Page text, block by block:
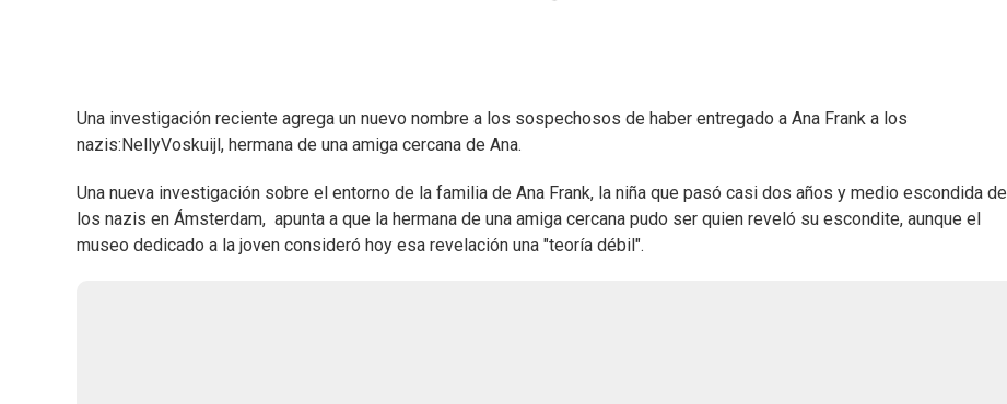
Una investigación reciente agrega un nuevo nombre a los sospechosos de haber entregado a Ana Frank a los
nazis:NellyVoskuijl, hermana de una amiga cercana de Ana.
Una nueva investigación sobre el entorno de la familia de Ana Frank, la niña que pasó casi dos años y medio escondida de
los nazis en Ámsterdam, apunta a que la hermana de una amiga cercana pudo ser quien reveló su escondite, aunque el
museo dedicado a la joven consideró hoy esa revelación una "teoría débil".